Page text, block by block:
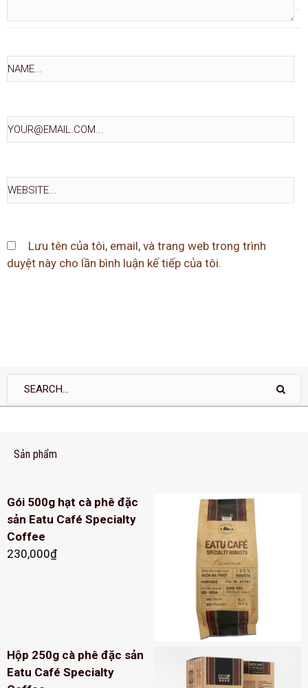
Lưu tên của tôi, email, và trang web trong trình
duyệt này cho lần bình luận kế tiếp của tôi.
Sản phẩm
Gói 500g hạt cà phê đặc
sản Eatu Café Specialty
Coffee
230,000₫
Hộp 250g cà phê đặc sản
Eatu Café Specialty